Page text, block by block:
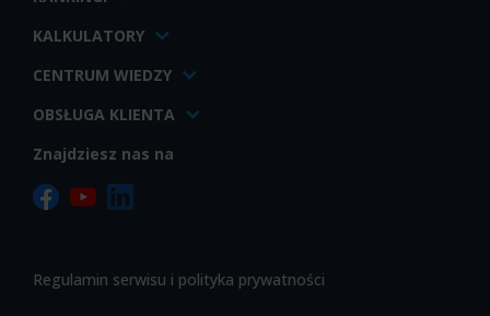
KALKULATORY
CENTRUM WIEDZY
OBSŁUGA KLIENTA
Znajdziesz nas na
Regulamin serwisu i polityka prywatności